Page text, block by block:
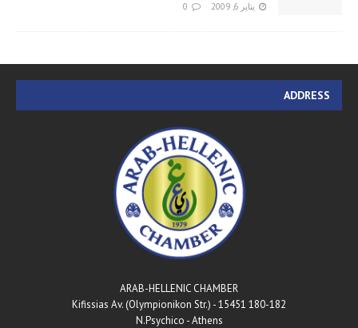
يناير 6, 2009 0
ADDRESS
ARAB-HELLENIC CHAMBER
180-182 Kifissias Av. (Olympionikon Str.) - 15451
N.Psychico - Athens